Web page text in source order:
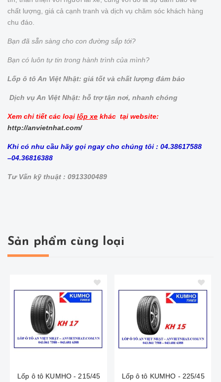
chất lượng, giá cả cạnh tranh và dịch vụ chăm sóc khách hàng
chu đáo.
Bạn đã sẵn sàng cho con đường sắp tới?
Bạn có luôn tự tin trong hành trình của mình?
Lốp ô tô An Việt Nhật: giá tốt và chất lượng đảm bảo
Dịch vụ An Việt Nhật: hỗ trợ tận nơi, nhanh chóng
Xem chi tiết các loại lốp xe khác tại website:
http://anvietnhat.com/
Khi có nhu cầu hãy gọi ngay cho chúng tôi : 04.38617588
–04.36816388
Tư Vấn kỹ thuật : 0913300489
Sản phẩm cùng loại
Lốp ô tô KUMHO - 215/45
Lốp ô tô KUMHO - 225/45